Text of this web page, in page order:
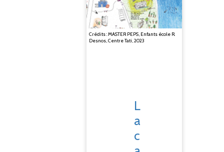
Crédits : MASTER PEPS, Enfants école R.
Desnos, Centre Tati, 2023
L
a
c